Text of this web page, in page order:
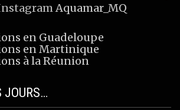
Aquamar_MQ
en Guadeloupe
en Martinique
à la Réunion
JOURS…